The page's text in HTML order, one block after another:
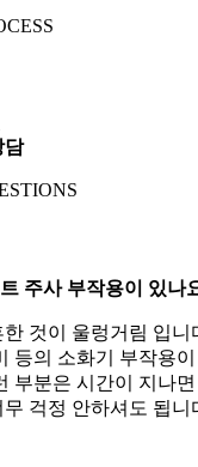
담
주사 부작용이 있나
한 것이 울렁거림 입니
등의 소화기 부작용이
부분은 시간이 지나
무 걱정 안하셔도 됩니